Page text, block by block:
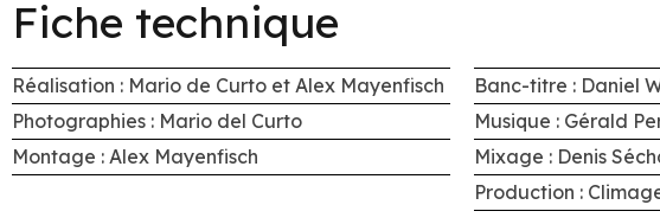
Fiche technique
Réalisation : Mario de Curto et Alex Mayenfisch
Photographies : Mario del Curto
Montage : Alex Mayenfisch
Banc-titre : Daniel
Musique : Gérald
Mixage : Denis
Production :